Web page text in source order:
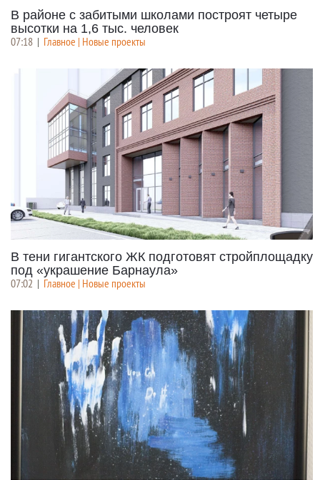
В районе с забитыми школами построят четыре
высотки на 1,6 тыс. человек
07:18 | Главное | Новые проекты
В тени гигантского ЖК подготовят стройплощадку
под «украшение Барнаула»
07:02 | Главное | Новые проекты